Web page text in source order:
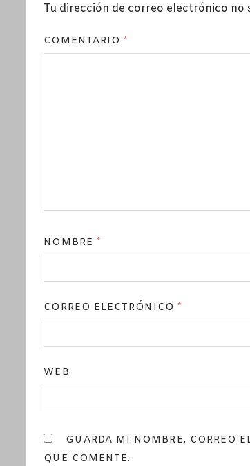
Tu dirección de correo electrónico no
COMENTARIO*
NOMBRE *
CORREO ELECTRÓNICO *
WEB
GUARDA MI NOMBRE, CORREO
QUE COMENTE.